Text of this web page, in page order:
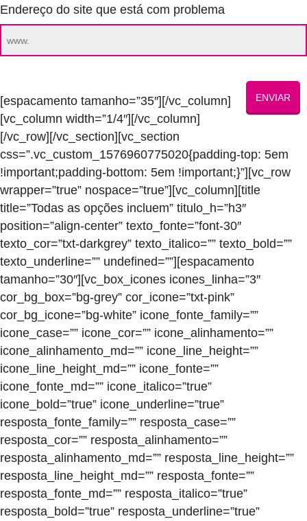
Endereço do site que está com problema
[espacamento tamanho=”35″][/vc_column]
[vc_column width=”1/4″][/vc_column]
[/vc_row][/vc_section][vc_section
css=”.vc_custom_1576960775020{padding-top: 5em
!important;padding-bottom: 5em !important;}”][vc_row
wrapper=”true” nospace=”true”][vc_column][title
title=”Todas as opções incluem” titulo_h=”h3″
position=”align-center” texto_fonte=”font-30″
texto_cor=”txt-darkgrey” texto_italico=”” texto_bold=””
texto_underline=”” undefined=””][espacamento
tamanho=”30″][vc_box_icones icones_linha=”3″
cor_bg_box=”bg-grey” cor_icone=”txt-pink”
cor_bg_icone=”bg-white” icone_fonte_family=””
icone_case=”” icone_cor=”” icone_alinhamento=””
icone_alinhamento_md=”” icone_line_height=””
icone_line_height_md=”” icone_fonte=””
icone_fonte_md=”” icone_italico=”true”
icone_bold=”true” icone_underline=”true”
resposta_fonte_family=”” resposta_case=””
resposta_cor=”” resposta_alinhamento=””
resposta_alinhamento_md=”” resposta_line_height=””
resposta_line_height_md=”” resposta_fonte=””
resposta_fonte_md=”” resposta_italico=”true”
resposta_bold=”true” resposta_underline=”true”